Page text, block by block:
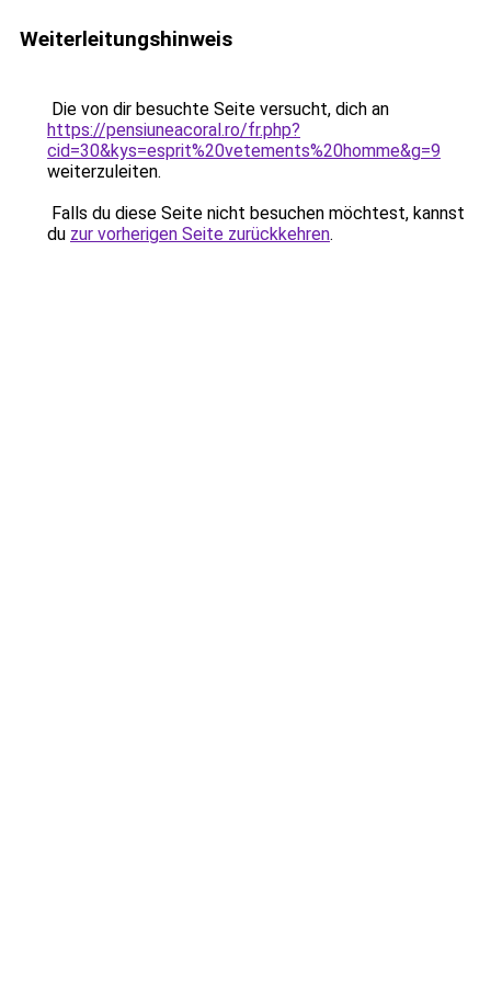
Weiterleitungshinweis
Die von dir besuchte Seite versucht, dich an
https://pensiuneacoral.ro/fr.php?
cid=30&kys=esprit%20vetements%20homme&g=9
weiterzuleiten.
Falls du diese Seite nicht besuchen möchtest, kannst
du zur vorherigen Seite zurückkehren.